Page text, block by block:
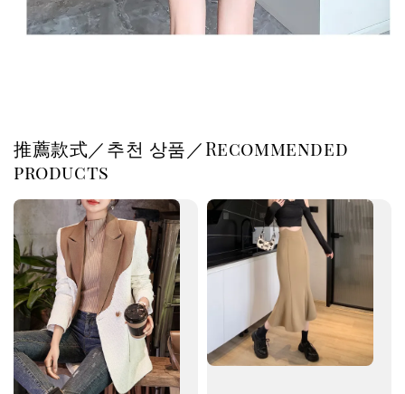
推薦款式／추천 상품／Recommended
products